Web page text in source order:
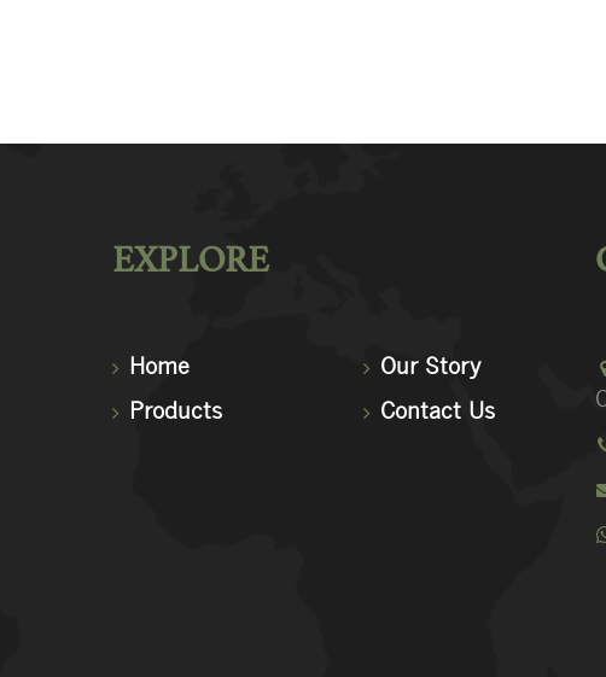
EXPLORE
Home
Products
Our Story
Contact Us